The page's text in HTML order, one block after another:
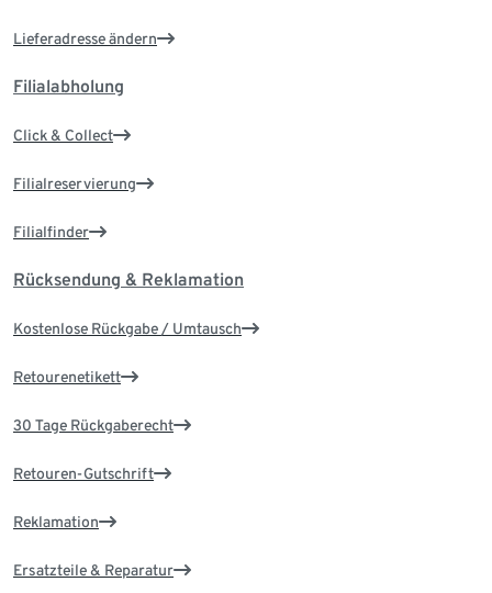
Lieferadresse ändern
Filialabholung
Click & Collect
Filialreservierung
Filialfinder
Rücksendung & Reklamation
Kostenlose Rückgabe / Umtausch
Retourenetikett
30 Tage Rückgaberecht
Retouren-Gutschrift
Reklamation
Ersatzteile & Reparatur